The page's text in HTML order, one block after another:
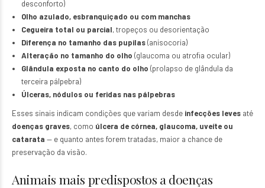
desconforto)
Olho azulado, esbranquiçado ou com manchas
Cegueira total ou parcial, tropeços ou desorientação
Diferença no tamanho das pupilas(anisocoria)
Alteração no tamanho do olho (glaucoma ou atrofia ocular)
Glândula exposta no canto do olho (prolapso de glândula da
terceira pálpebra)
Úlceras, nódulos ou feridas nas pálpebras
Esses sinais indicam condições que variam desde infecções leves até
doenças graves, como úlcera de córnea, glaucoma, uveíte ou
catarata — e quanto antes forem tratadas, maior a chance de
preservação da visão.
Animais mais predispostos a doenças